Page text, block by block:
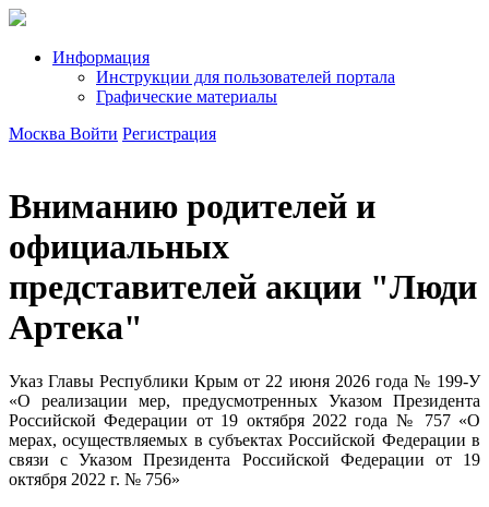
Информация
Инструкции для пользователей портала
Графические материалы
Москва Войти Регистрация
Вниманию родителей и
официальных
представителей акции "Люди
Артека"
Указ Главы Республики Крым от 22 июня 2026 года № 199-У
«О реализации мер, предусмотренных Указом Президента
Российской Федерации от 19 октября 2022 года № 757 «О
мерах, осуществляемых в субъектах Российской Федерации в
связи с Указом Президента Российской Федерации от 19
октября 2022 г. № 756»